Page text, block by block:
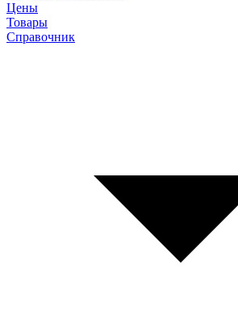
Цены
Товары
Справочник